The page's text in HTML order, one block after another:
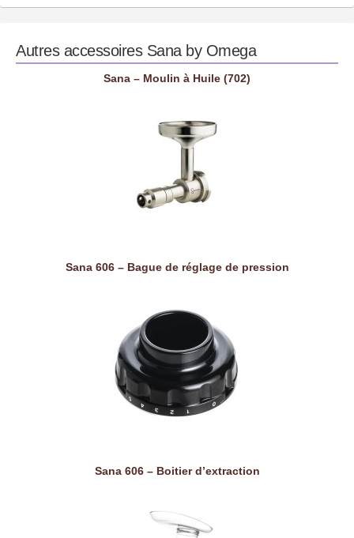
Autres accessoires Sana by Omega
Sana – Moulin à Huile (702)
Sana 606 – Bague de réglage de pression
Sana 606 – Boitier d’extraction